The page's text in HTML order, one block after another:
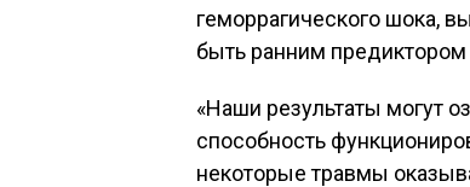
геморрагического шока,
быть ранним предиктором
«Наши результаты могут
способность
некоторые травмы